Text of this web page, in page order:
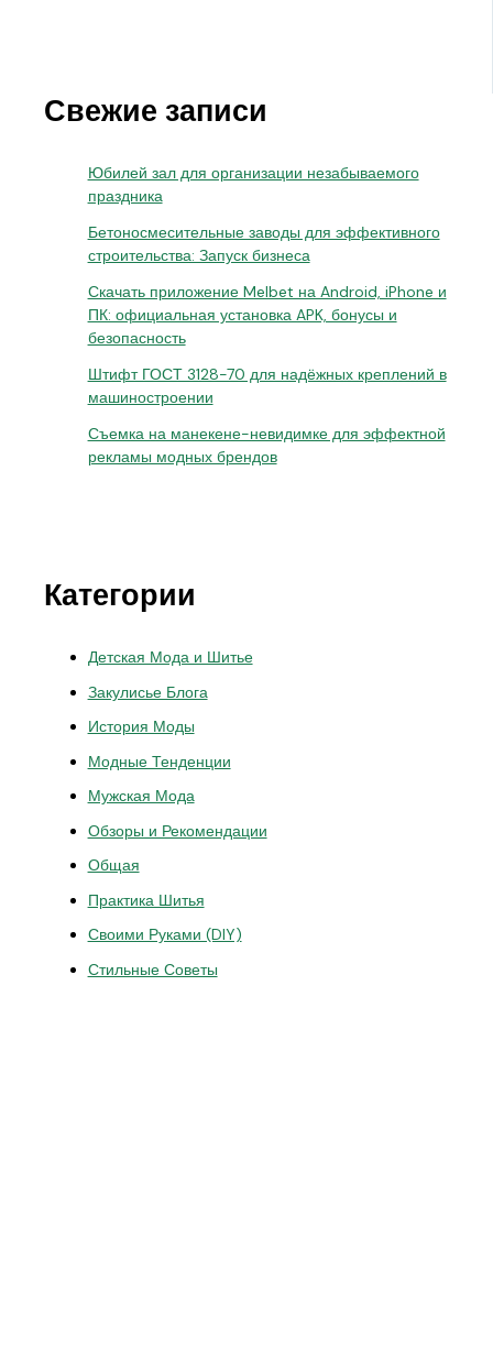
Свежие записи
Юбилей зал для организации незабываемого
праздника
Бетоносмесительные заводы для эффективного
строительства: Запуск бизнеса
Скачать приложение Melbet на Android, iPhone и
ПК: официальная установка APK, бонусы и
безопасность
Штифт ГОСТ 3128-70 для надёжных креплений в
машиностроении
Съемка на манекене-невидимке для эффектной
рекламы модных брендов
Категории
Детская Мода и Шитье
Закулисье Блога
История Моды
Модные Тенденции
Мужская Мода
Обзоры и Рекомендации
Общая
Практика Шитья
Своими Руками (DIY)
Стильные Советы